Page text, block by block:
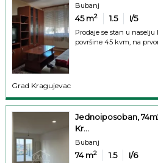
Bubanj
45m2 1.5 I/5
Prodaje se stan u naselju
površine 45 kvm, na
Grad Kragujevac
Jednoiposoban,
Kr...
Bubanj
74m2 1.5 I/6